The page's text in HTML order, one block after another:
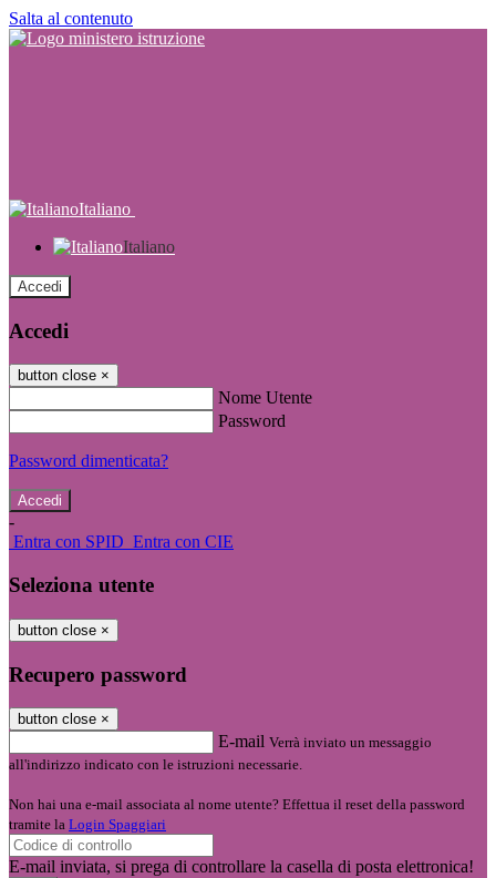
Salta al contenuto
Italiano
Italiano
Accedi
Accedi
button close ×
Nome Utente
Password
Password dimenticata?
-
Entra con SPID Entra con CIE
Seleziona utente
button close ×
Recupero password
button close ×
E-mail Verrà inviato un messaggio
all'indirizzo indicato con le istruzioni necessarie.
Non hai una e-mail associata al nome utente? Effettua il reset della password
tramite la Login Spaggiari
E-mail inviata, si prega di controllare la casella di posta elettronica!